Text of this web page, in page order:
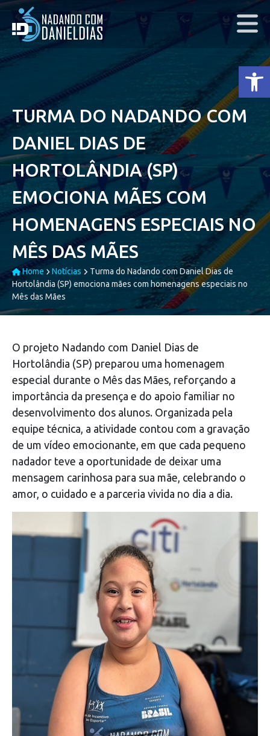
TURMA DO NADANDO COM
DANIEL DIAS DE
HORTOLÂNDIA (SP)
EMOCIONA MÃES COM
HOMENAGENS ESPECIAIS NO
MÊS DAS MÃES
Home Notícias
Turma do Nadando com Daniel Dias de
Hortolândia (SP) emociona mães com homenagens especiais no
Mês das Mães
O projeto Nadando com Daniel Dias de
Hortolândia (SP) preparou uma homenagem
especial durante o Mês das Mães, reforçando a
importância da presença e do apoio familiar no
desenvolvimento dos alunos. Organizada pela
equipe técnica, a atividade contou com a gravação
de um vídeo emocionante, em que cada pequeno
nadador teve a oportunidade de deixar uma
mensagem carinhosa para sua mãe, celebrando o
amor, o cuidado e a parceria vivida no dia a dia.